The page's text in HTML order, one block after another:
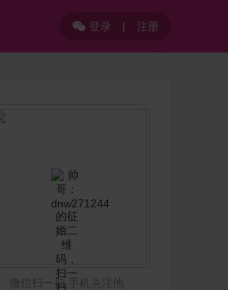
登录 | 注册
微信扫一扫 手机关注他